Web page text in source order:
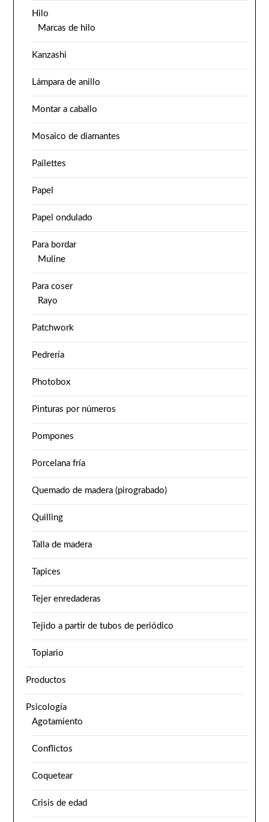
Hilo
Marcas de hilo
Kanzashi
Lámpara de anillo
Montar a caballo
Mosaico de diamantes
Pailettes
Papel
Papel ondulado
Para bordar
Muline
Para coser
Rayo
Patchwork
Pedrería
Photobox
Pinturas por números
Pompones
Porcelana fría
Quemado de madera (pirograbado)
Quilling
Talla de madera
Tapices
Tejer enredaderas
Tejido a partir de tubos de periódico
Topiario
Productos
Psicología
Agotamiento
Conflictos
Coquetear
Crisis de edad